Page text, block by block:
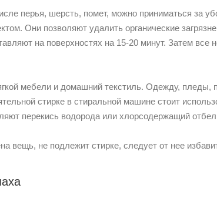
перья, шерсть, помет, можно приниматься за
Они позволяют удалить органические
на поверхностях на 15-20 минут. Затем все
мебели и домашний текстиль. Одежду, пледы,
стирке в стиральной машине стоит
перекись водорода или хлорсодержащий
вещь, не подлежит стирке, следует от нее